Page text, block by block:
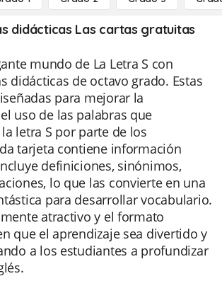
didácticas Las cartas gratuitas
mundo de La Letra S con
didácticas de octavo grado. Estas
para mejorar la
uso de las palabras que
letra S por parte de los
tarjeta contiene información
definiciones, sinónimos,
lo que las convierte en una
para desarrollar vocabulario.
atractivo y el formato
que el aprendizaje sea divertido y
a los estudiantes a profundizar